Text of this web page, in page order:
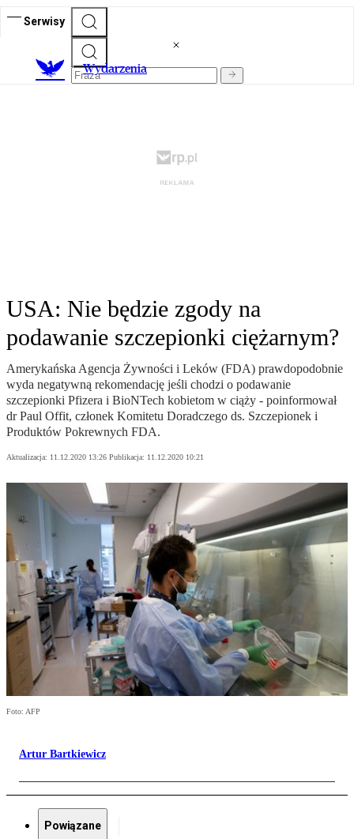
Serwisy
Wydarzenia
USA: Nie będzie zgody na
podawanie szczepionki ciężarnym?
Amerykańska Agencja Żywności i Leków (FDA) prawdopodobnie
wyda negatywną rekomendację jeśli chodzi o podawanie
szczepionki Pfizera i BioNTech kobietom w ciąży - poinformował
dr Paul Offit, członek Komitetu Doradczego ds. Szczepionek i
Produktów Pokrewnych FDA.
Aktualizacja: 11.12.2020 13:26 Publikacja: 11.12.2020 10:21
Foto: AFP
Artur Bartkiewicz
Powiązane